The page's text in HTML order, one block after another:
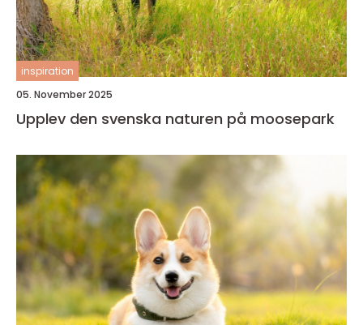
inspiration
05. November 2025
Upplev den svenska naturen på moosepark